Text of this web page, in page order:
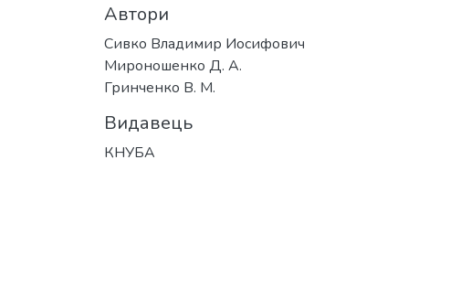
Автори
Сивко Владимир Иосифович
Мироношенко Д. А.
Гринченко В. М.
Видавець
КНУБА